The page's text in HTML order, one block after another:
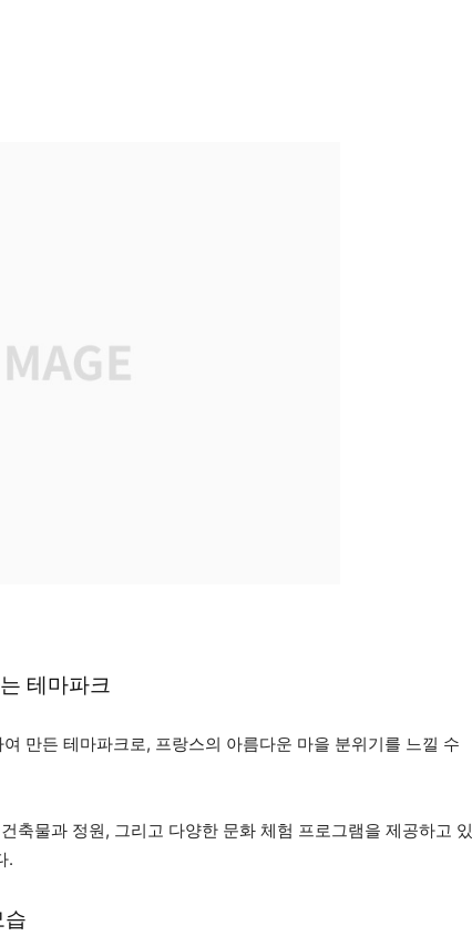
테마파크
만든 테마파크로, 프랑스의 아름다운 마을 분위기를 느낄 수
축물과 정원, 그리고 다양한 문화 체험 프로그램을 제공하고 있
.
습